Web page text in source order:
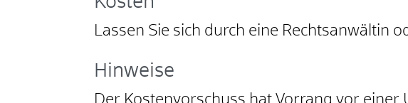
Lassen Sie sich durch eine Rechtsanwältin
Hinweise